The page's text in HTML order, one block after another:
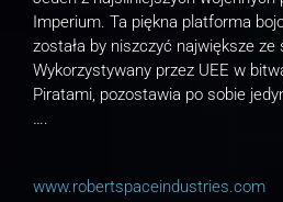
Imperium. Ta piękna platforma
została by niszczyć największe ze
Wykorzystywany przez UEE w
Piratami, pozostawia po sobie
….
www.robertspaceindustries.com